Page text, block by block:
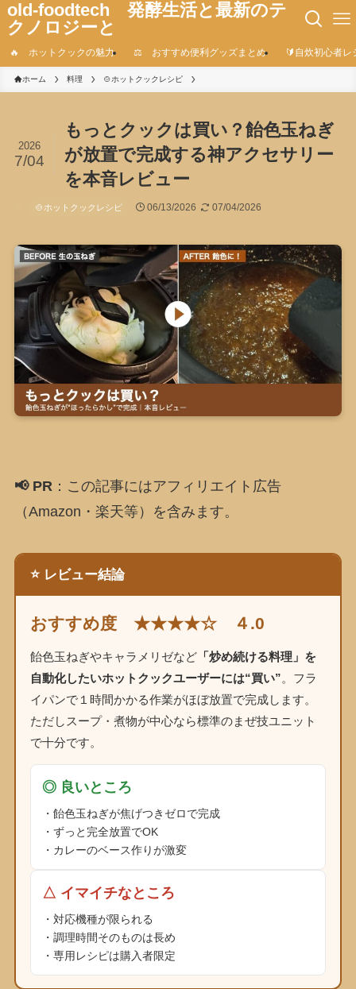
old-foodtech 発酵生活と最新のテ
クノロジーと
🔥 ホットクックの魅力 ⚖️ おすすめ便利グッズまとめ 🔰自炊初心者レ
ホーム 料理 🍲ホットクックレシピ
もっとクックは買い？飴色玉ねぎ
が放置で完成する神アクセサリー
を本音レビュー
2026
7/04
🍲ホットクックレシピ 06/13/2026 07/04/2026
📢 PR ：この記事にはアフィリエイト広告
（Amazon・楽天等）を含みます。
⭐ レビュー結論
おすすめ度 ★★★★☆ ４.0
飴色玉ねぎやキャラメリゼなど「炒め続ける料理」を
自動化したいホットクックユーザーには“買い”。フラ
イパンで１時間かかる作業がほぼ放置で完成します。
ただしスープ・煮物が中心なら標準のまぜ技ユニット
で十分です。
◎ 良いところ
・飴色玉ねぎが焦げつきゼロで完成
・ずっと完全放置でOK
・カレーのベース作りが激変
△ イマイチなところ
・対応機種が限られる
・調理時間そのものは長め
・専用レシピは購入者限定